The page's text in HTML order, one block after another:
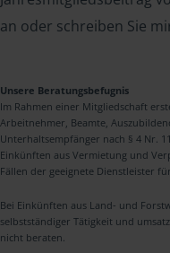
an oder schreiben Sie
Unsere Beratungsbefugnis
Im Rahmen einer Mitgliedschaft
Arbeitnehmer, Beamte,
Unterhaltsempfänger nach § 4 Nr.
Einkünften aus Vermietung und
Fällen der geeignete Dienstleister
Bei Einkünften aus Land- und
selbstständiger Tätigkeit und
nicht beraten.